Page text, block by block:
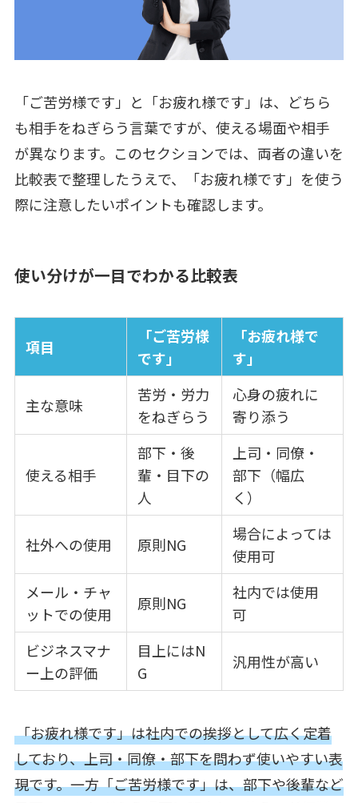
「ご苦労様です」と「お疲れ様です」は、どちら
も相手をねぎらう言葉ですが、使える場面や相手
が異なります。このセクションでは、両者の違いを
比較表で整理したうえで、「お疲れ様です」を使う
際に注意したいポイントも確認します。
使い分けが一目でわかる比較表
項目
「ご苦労様
です」
「お疲れ様で
す」
主な意味
苦労・労力
をねぎらう
心身の疲れに
寄り添う
使える相手
部下・後
輩・目下の
人
上司・同僚・
部下（幅広
く）
社外への使用 原則NG
場合によっては
使用可
メール・チャ
ットでの使用
原則NG
社内では使用
可
ビジネスマナ
ー上の評価
目上にはN
G
汎用性が高い
「お疲れ様です」は社内での挨拶として広く定着
しており、上司・同僚・部下を問わず使いやすい表
現です。一方「ご苦労様です」は、部下や後輩など